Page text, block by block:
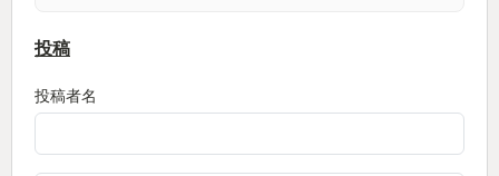
いました。
きな人は好きな音楽だと思います。
投稿
投稿者名